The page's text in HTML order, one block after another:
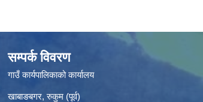
सम्पर्क विवरण
गाउँ कार्यपालिकाको कार्यालय
खाबाङबगर, रुकुम (पूर्व)